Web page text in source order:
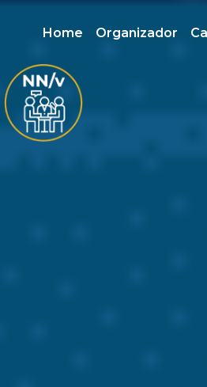
Home Organizador